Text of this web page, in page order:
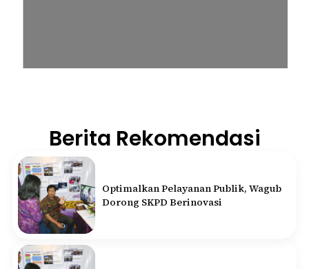
Berita Rekomendasi
Optimalkan Pelayanan Publik, Wagub
Dorong SKPD Berinovasi